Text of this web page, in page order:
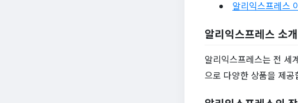
알리익스프레스
알리익스프레스 소개
알리익스프레스는 전 세
으로 다양한 상품을 제